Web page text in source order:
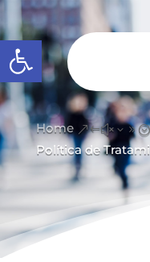
Abrir barra de
Home &#x39;
Política de